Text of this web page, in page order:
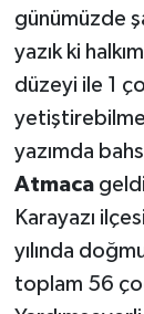
günümüzde
yazık ki
düzeyi ile 1
yazımda
Atmaca
Karayazı
yılında
toplam 56